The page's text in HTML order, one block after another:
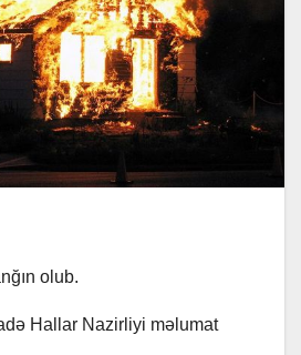
olub.
Hallar Nazirliyi məlumat